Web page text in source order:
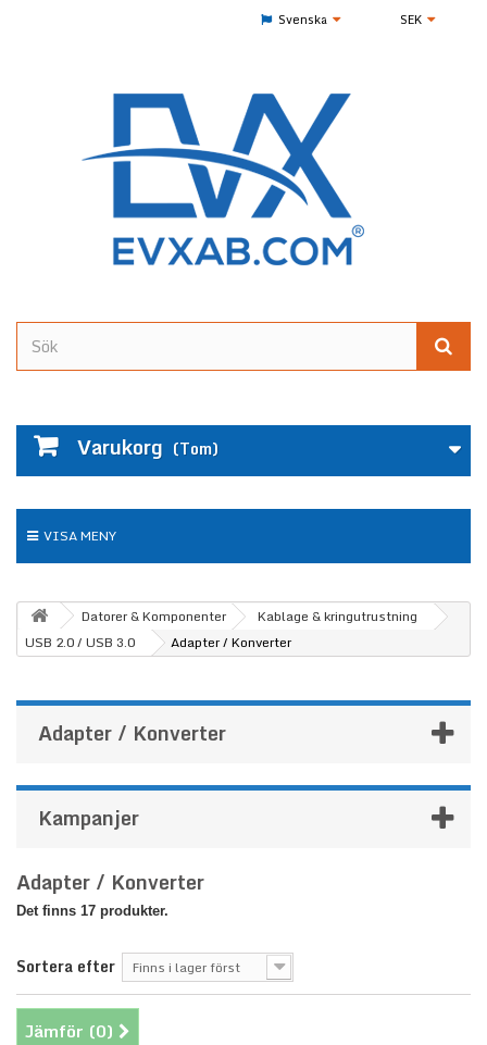
SEK
Svenska
Varukorg (Tom)
VISA MENY
Datorer & Komponenter
Kablage & kringutrustning
USB 2.0 / USB 3.0
Adapter / Konverter
Adapter / Konverter
Kampanjer
Adapter / Konverter
Det finns 17 produkter.
Sortera efter Finns i lager först
Jämför (0)